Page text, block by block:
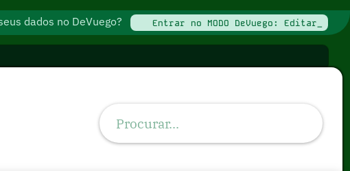
dados no DeVuego? Entrar no MODO DeVuego: Editar_